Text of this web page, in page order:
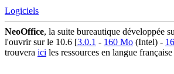
Logiciels
NeoOffice, la suite bureautique développée
l'ouvrir sur le 10.6 [3.0.1 - 160 Mo (Intel) -
trouvera ici les ressources en langue